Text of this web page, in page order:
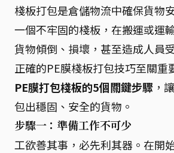
棧板打包是倉儲物流中確保貨物
一個不牢固的棧板，在搬運或運
貨物傾倒、損壞，甚至造成人員
正確的PE膜棧板打包技巧至關重
PE膜打包棧板的5個關鍵步驟 ，
包出穩固、安全的貨物。
步驟一：準備工作不可少
工欲善其事，必先利其器。在開